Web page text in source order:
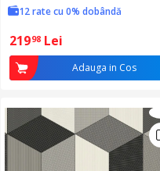
12 rate cu 0% dobândă
21998 Lei
Adauga in Cos